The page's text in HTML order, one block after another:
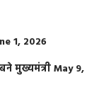
1, 2026
मुख्यमंत्रीMay 9,